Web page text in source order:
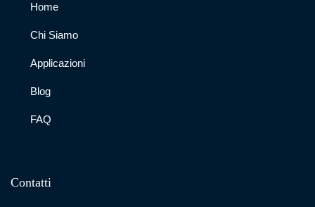
Home
Chi Siamo
Applicazioni
Blog
FAQ
Contatti